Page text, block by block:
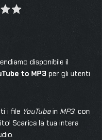
disponibile il
to MP3 per gli utenti
i file YouTubein MP3, con
Scarica la tua intera